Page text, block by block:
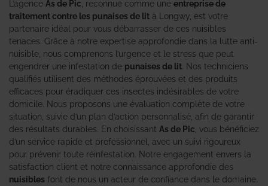
L’agence As de Pic , reconnue comme une entreprise de
traitement contre les punaises de lit à Longwy, est votre
partenaire idéal pour vous débarrasser de ces nuisibles
tenaces. Grâce à notre expertise approfondie dans la lutte anti-
nuisible, nous comprenons l’urgence et le stress que peut
engendrer une infestation de punaises de lit . Nos techniciens
qualifiés utilisent des méthodes éprouvées et des produits
efficaces pour éradiquer ces insectes indésirables de votre
domicile. Nous proposons une évaluation complète de votre
situation, suivie d’un plan d’action personnalisé, afin de garantir
des résultats durables. En choisissant As de Pic , vous bénéficiez
d’un service rapide et professionnel, avec un suivi rigoureux
pour prévenir toute réinfestation. Notre engagement envers la
satisfaction client et notre connaissance approfondie des
nuisibles font de nous un acteur de confiance dans le domaine.